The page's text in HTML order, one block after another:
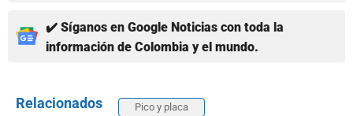
✔️ Síganos en Google Noticias con toda la
información de Colombia y el mundo.
Relacionados Pico y placa